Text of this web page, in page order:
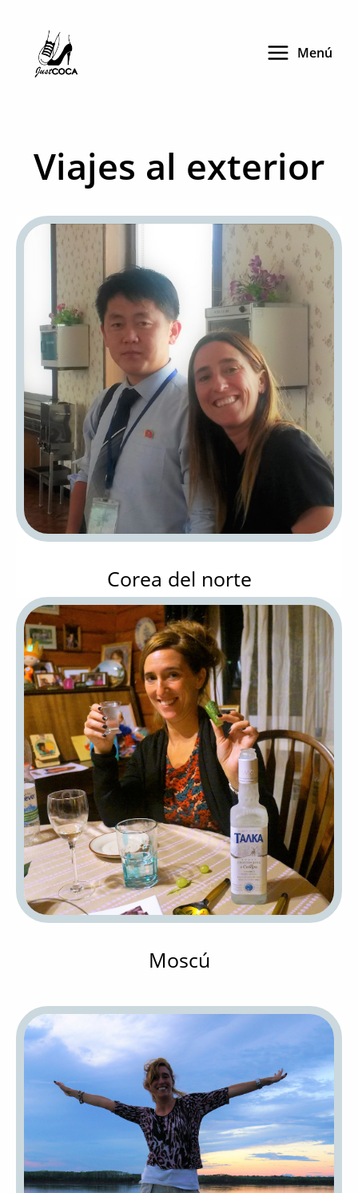
content
Menú
Viajes al exterior
Corea del norte
Moscú